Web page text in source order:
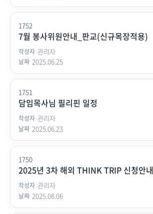
1752
7월 봉사위원안내_판교(신규목장적용)
관리자
2025.06.25
1751
담임목사님 필리핀 일정
관리자
2025.06.23
1750
2025년 3차 해외 THINK TRIP 신청안내
관리자
2025.06.06